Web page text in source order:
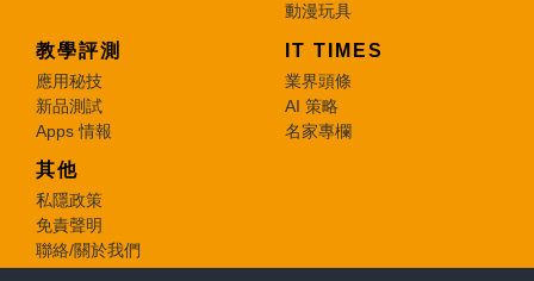
動漫玩具
教學評測
應用秘技
新品測試
Apps 情報
IT TIMES
業界頭條
AI 策略
名家專欄
其他
私隱政策
免責聲明
聯絡/關於我們